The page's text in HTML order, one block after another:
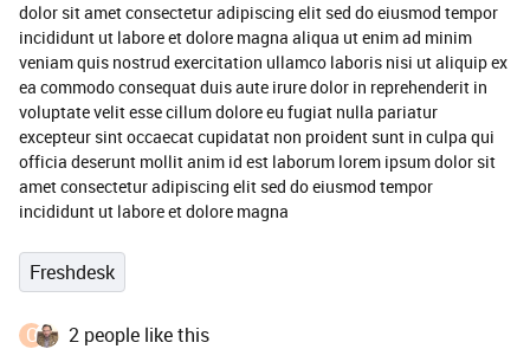
dolor sit amet consectetur adipiscing elit sed do eiusmod tempor
incididunt ut labore et dolore magna aliqua ut enim ad minim
veniam quis nostrud exercitation ullamco laboris nisi ut aliquip ex
ea commodo consequat duis aute irure dolor in reprehenderit in
voluptate velit esse cillum dolore eu fugiat nulla pariatur
excepteur sint occaecat cupidatat non proident sunt in culpa qui
officia deserunt mollit anim id est laborum lorem ipsum dolor sit
amet consectetur adipiscing elit sed do eiusmod tempor
incididunt ut labore et dolore magna
Freshdesk
C 2 people like this